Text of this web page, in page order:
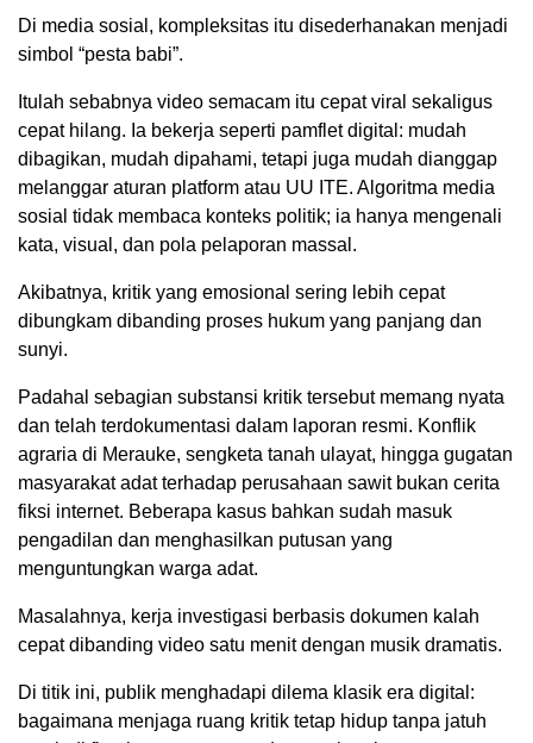
Di media sosial, kompleksitas itu disederhanakan menjadi
simbol “pesta babi”.
Itulah sebabnya video semacam itu cepat viral sekaligus
cepat hilang. Ia bekerja seperti pamflet digital: mudah
dibagikan, mudah dipahami, tetapi juga mudah dianggap
melanggar aturan platform atau UU ITE. Algoritma media
sosial tidak membaca konteks politik; ia hanya mengenali
kata, visual, dan pola pelaporan massal.
Akibatnya, kritik yang emosional sering lebih cepat
dibungkam dibanding proses hukum yang panjang dan
sunyi.
Padahal sebagian substansi kritik tersebut memang nyata
dan telah terdokumentasi dalam laporan resmi. Konflik
agraria di Merauke, sengketa tanah ulayat, hingga gugatan
masyarakat adat terhadap perusahaan sawit bukan cerita
fiksi internet. Beberapa kasus bahkan sudah masuk
pengadilan dan menghasilkan putusan yang
menguntungkan warga adat.
Masalahnya, kerja investigasi berbasis dokumen kalah
cepat dibanding video satu menit dengan musik dramatis.
Di titik ini, publik menghadapi dilema klasik era digital:
bagaimana menjaga ruang kritik tetap hidup tanpa jatuh